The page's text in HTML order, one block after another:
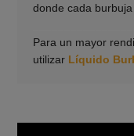
donde cada
Para un mayor
utilizar Líquido